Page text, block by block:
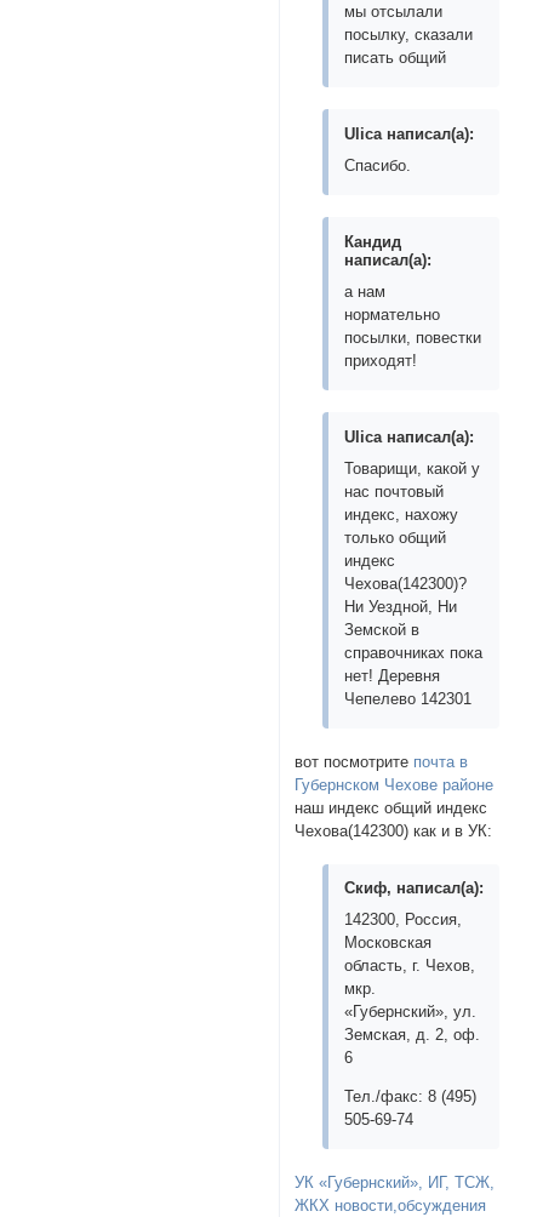
мы отсылали
посылку, сказали
писать общий
Ulica написал(а):
Спасибо.
Кандид
написал(а):
а нам
нормательно
посылки, повестки
приходят!
Ulica написал(а):
Товарищи, какой у
нас почтовый
индекс, нахожу
только общий
индекс
Чехова(142300)?
Ни Уездной, Ни
Земской в
справочниках пока
нет! Деревня
Чепелево 142301
вот посмотрите почта в
Губернском Чехове районе
наш индекс общий индекс
Чехова(142300) как и в УК:
Скиф, написал(а):
142300, Россия,
Московская
область, г. Чехов,
мкр.
«Губернский», ул.
Земская, д. 2, оф.
6
Тел./факс: 8 (495)
505-69-74
УК «Губернский», ИГ, ТСЖ,
ЖКХ новости,обсуждения